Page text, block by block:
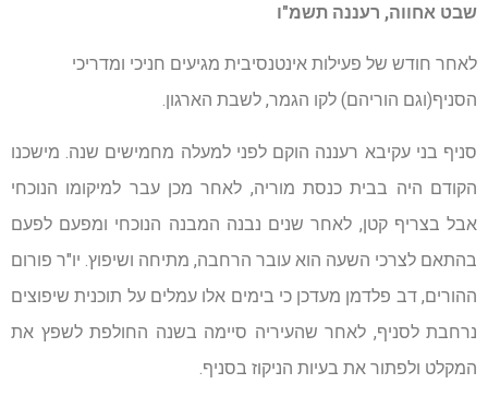
שבט אחווה, רעננה תשמ"ו
לאחר חודש של פעילות אינטנסיבית מגיעים חניכי ומדריכי
הסניף(וגם הוריהם) לקו הגמר, לשבת הארגון.
סניף בני עקיבא רעננה הוקם לפני למעלה מחמישים שנה. מישכנו
הקודם היה בבית כנסת מוריה, לאחר מכן עבר למיקומו הנוכחי
אבל בצריף קטן, לאחר שנים נבנה המבנה הנוכחי ומפעם לפעם
בהתאם לצרכי השעה הוא עובר הרחבה, מתיחה ושיפוץ. יו"ר פורום
ההורים, דב פלדמן מעדכן כי בימים אלו עמלים על תוכנית שיפוצים
נרחבת לסניף, לאחר שהעיריה סיימה בשנה החולפת לשפץ את
המקלט ולפתור את בעיות הניקוז בסניף.